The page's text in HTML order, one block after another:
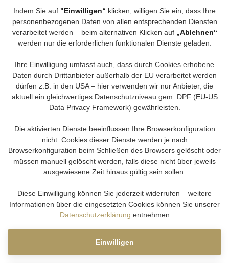
Indem Sie auf "Einwilligen“ klicken, willigen Sie ein, dass Ihre
personenbezogenen Daten von allen entsprechenden Diensten
verarbeitet werden – beim alternativen Klicken auf „Ablehnen“
werden nur die erforderlichen funktionalen Dienste geladen.
Ihre Einwilligung umfasst auch, dass durch Cookies erhobene
Daten durch Drittanbieter außerhalb der EU verarbeitet werden
dürfen z.B. in den USA – hier verwenden wir nur Anbieter, die
aktuell ein gleichwertiges Datenschutzniveau gem. DPF (EU-US
Data Privacy Framework) gewährleisten.
Die aktivierten Dienste beeinflussen Ihre Browserkonfiguration
nicht. Cookies dieser Dienste werden je nach
Browserkonfiguration beim Schließen des Browsers gelöscht oder
müssen manuell gelöscht werden, falls diese nicht über jeweils
ausgewiesene Zeit hinaus gültig sein sollen.
Diese Einwilligung können Sie jederzeit widerrufen – weitere
Informationen über die eingesetzten Cookies können Sie unserer
Datenschutzerklärung entnehmen
Einwilligen